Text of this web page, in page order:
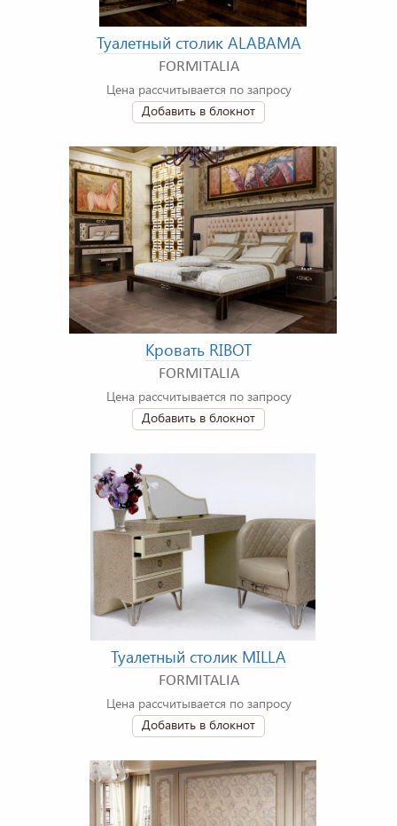
Туалетный столик ALABAMA
FORMITALIA
Цена рассчитывается по запросу
Добавить в блокнот
Кровать RIBOT
FORMITALIA
Цена рассчитывается по запросу
Добавить в блокнот
Туалетный столик MILLA
FORMITALIA
Цена рассчитывается по запросу
Добавить в блокнот